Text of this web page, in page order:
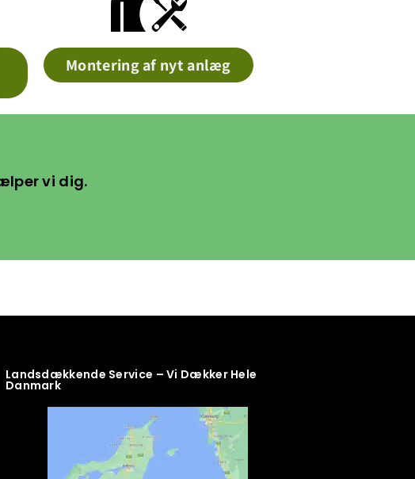
Montering af nyt anlæg
vi dig.
Landsdækkende Service – Vi Dækker Hele
Danmark